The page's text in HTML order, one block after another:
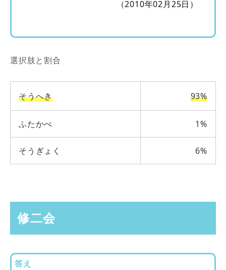
（2010年02月25日）
選択肢と割合
そうへき 93%
ふたかべ 1%
そうぎょく 6%
修二会
答え